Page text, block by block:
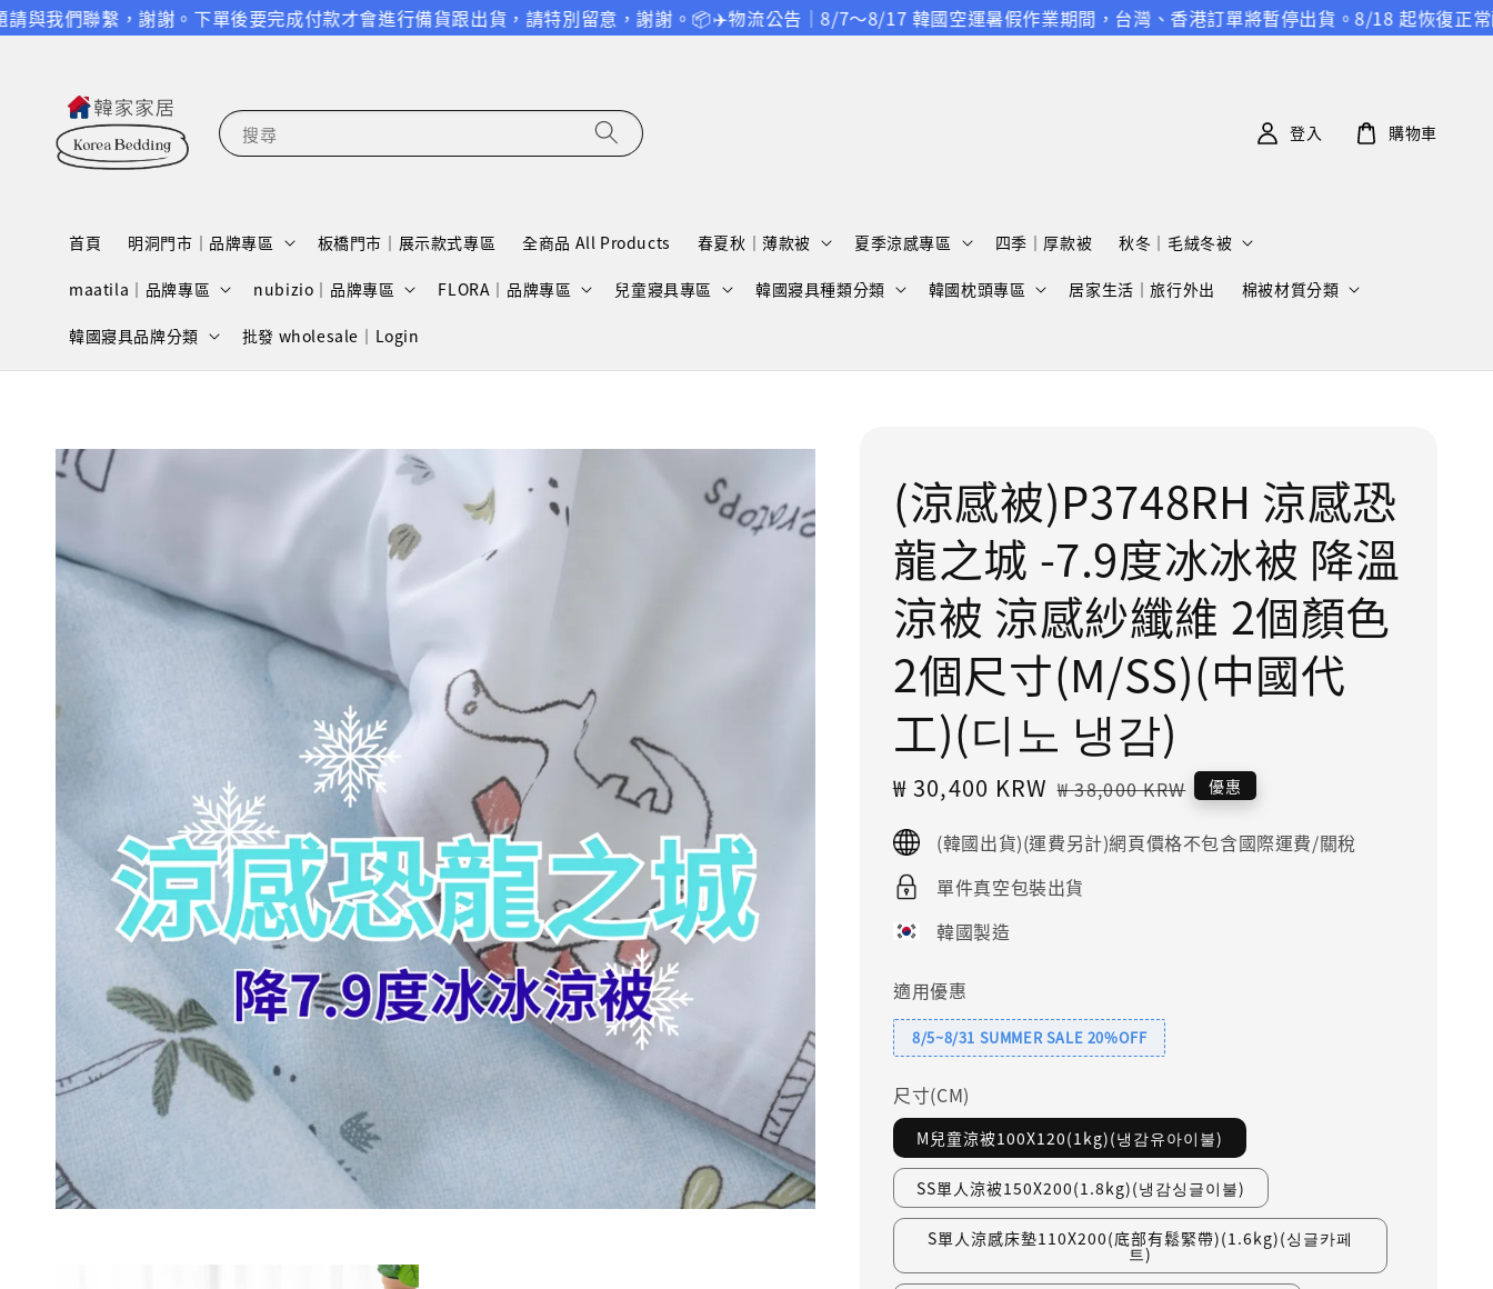
，謝謝。下單後要完成付款才會進行備貨跟出貨，請特別留意，謝謝。📦✈️物流公告｜8/7～8/17 韓國空運暑假作業期間，台灣、香港訂單將暫停出貨。8/18 起恢復正常配送，期間
搜尋
首頁 明洞門市｜品牌專區 板橋門市｜展示款式專區 全商品 All Products 春夏秋｜薄款被 夏季涼感專區 四季｜厚款被 秋冬｜毛絨冬被
maatila｜品牌專區 nubizio｜品牌專區 FLORA｜品牌專區 兒童寢具專區 韓國寢具種類分類 韓國枕頭專區 居家生活｜旅行外出 棉被材質分類
韓國寢具品牌分類 批發 wholesale｜Login
登入 購物車
(涼感被)P3748RH 涼感恐
龍之城 -7.9度冰冰被 降溫
涼被 涼感紗纖維 2個顏色
2個尺寸(M/SS)(中國代
工)(디노 냉감)
Sale
price
₩ 30,400 KRW Regular
₩ 38,000 KRW 優惠
(韓國出貨)(運費另計)網頁價格不包含國際運費/關稅
單件真空包裝出貨
韓國製造
適用優惠
8/5~8/31 SUMMER SALE 20%OFF
尺寸(CM)
M兒童涼被100X120(1kg)(냉감유아이불)
SS單人涼被150X200(1.8kg)(냉감싱글이불)
S單人涼感床墊110X200(底部有鬆緊帶)(1.6kg)(싱글카페
트)